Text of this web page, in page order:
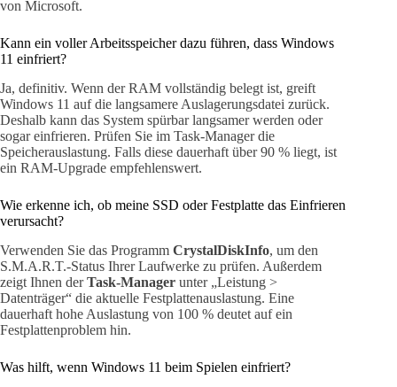
von Microsoft.
Kann ein voller Arbeitsspeicher dazu führen, dass Windows
11 einfriert?
Ja, definitiv. Wenn der RAM vollständig belegt ist, greift
Windows 11 auf die langsamere Auslagerungsdatei zurück.
Deshalb kann das System spürbar langsamer werden oder
sogar einfrieren. Prüfen Sie im Task-Manager die
Speicherauslastung. Falls diese dauerhaft über 90 % liegt, ist
ein RAM-Upgrade empfehlenswert.
Wie erkenne ich, ob meine SSD oder Festplatte das Einfrieren
verursacht?
Verwenden Sie das Programm CrystalDiskInfo, um den
S.M.A.R.T.-Status Ihrer Laufwerke zu prüfen. Außerdem
zeigt Ihnen derTask-Manager unter „Leistung >
Datenträger“ die aktuelle Festplattenauslastung. Eine
dauerhaft hohe Auslastung von 100 % deutet auf ein
Festplattenproblem hin.
Was hilft, wenn Windows 11 beim Spielen einfriert?